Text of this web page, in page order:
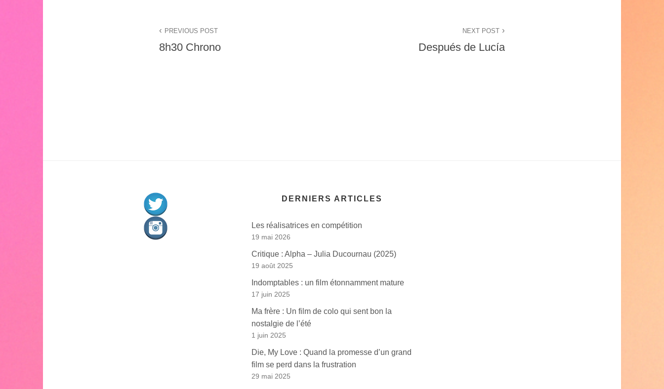
de
PREVIOUS POST
8h30 Chrono
NEXT POST
Después de Lucía
DERNIERS ARTICLES
Les réalisatrices en compétition
19 mai 2026
Critique : Alpha – Julia Ducournau (2025)
19 août 2025
Indomptables : un film étonnamment mature
17 juin 2025
Ma frère : Un film de colo qui sent bon la
nostalgie de l’été
1 juin 2025
Die, My Love : Quand la promesse d’un grand
film se perd dans la frustration
29 mai 2025